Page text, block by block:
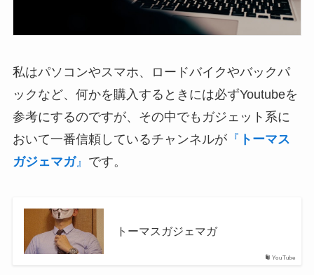
私はパソコンやスマホ、ロードバイクやバックパ
ックなど、何かを購入するときには必ずYoutubeを
参考にするのですが、その中でもガジェット系に
おいて一番信頼しているチャンネルが『 トーマス
ガジェマガ』 です。
YouTube
トーマスガジェマガ